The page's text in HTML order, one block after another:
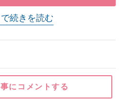
続きを読む
にコメントする